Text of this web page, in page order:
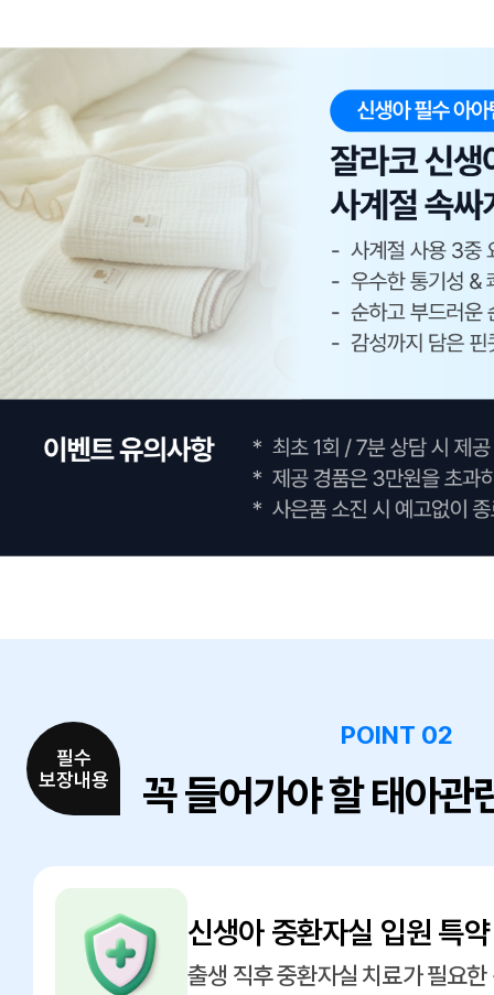
필수
보장내용
POINT 02
꼭 들어가야 할 태아관
신생아 중환자실 입원 특약
출생 직후 중환자실 치료가 필요